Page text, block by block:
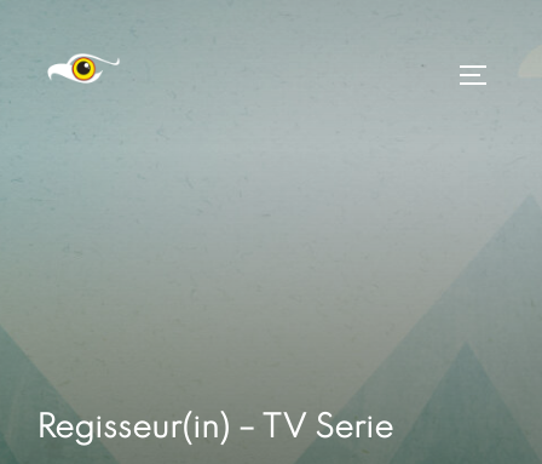
springen
Regisseur(in) – TV Serie